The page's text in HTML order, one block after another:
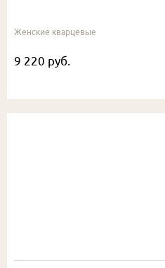
Женские кварцевые
9 220 руб.